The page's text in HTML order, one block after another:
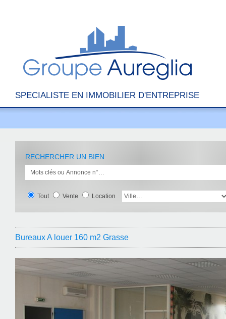
SPECIALISTE EN IMMOBILIER D'ENTREPRISE
RECHERCHER UN BIEN
Tout Vente Location
Bureaux A louer 160 m2 Grasse